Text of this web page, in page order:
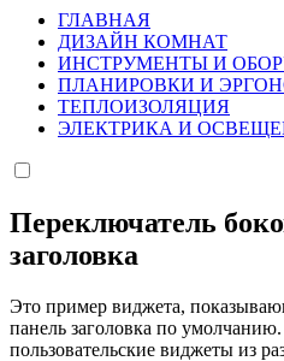
ГЛАВНАЯ
ДИЗАЙН КОМНАТ
ИНСТРУМЕНТЫ И
ПЛАНИРОВКИ И
ТЕПЛОИЗОЛЯЦИЯ
ЭЛЕКТРИКА И
Переключатель
заголовка
Это пример виджета,
панель заголовка по
пользовательские виджеты из